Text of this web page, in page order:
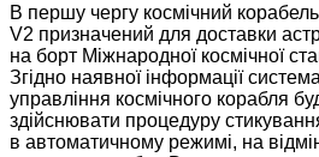
В першу чергу космічний
V2 призначений для доставки
на борт Міжнародної космічної
Згідно наявної інформації система
управління космічного корабля
здійснювати процедуру
в автоматичному режимі, на